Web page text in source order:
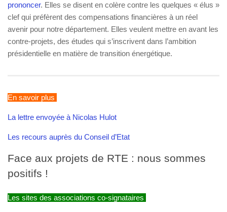
prononcer. Elles se disent en colère contre les quelques « élus »
clef qui préfèrent des compensations financières à un réel
avenir pour notre département. Elles veulent mettre en avant les
contre-projets, des études qui s’inscrivent dans l’ambition
présidentielle en matière de transition énergétique.
En savoir plus
La lettre envoyée à Nicolas Hulot
Les recours auprès du Conseil d’Etat
Face aux projets de RTE : nous sommes
positifs !
Les sites des associations co-signataires